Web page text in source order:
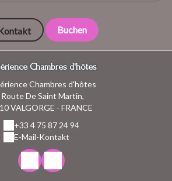
Buchen
Chambres d'hôtes
Chambres d'hôtes
De Saint Martin,
VALGORGE - FRANCE
+33 4 75 87 24 94
E-Mail-Kontakt